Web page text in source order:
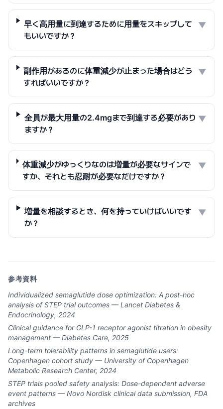
早く高用量に到達するために用量をスキップして
もいいですか？
▼
副作用があるのに体重減少が止まった場合はどう
すればいいですか？
▼
全員が最大用量の2.4mgまで到達する必要があり
ますか？
▼
体重減少がゆっくりなのは増量が必要なサインで
すか、それとも忍耐が必要なだけですか？
▼
増量を相談するとき、何を持っていけばいいです
か？
▼
参考資料
Individualized semaglutide dose optimization: A post-hoc
analysis of STEP trial outcomes — Lancet Diabetes &
Endocrinology, 2024
Clinical guidance for GLP-1 receptor agonist titration in obesity
management — Diabetes Care, 2025
Long-term tolerability patterns in semaglutide users:
Copenhagen cohort study — University of Copenhagen
Metabolic Research Center, 2024
STEP trials pooled safety analysis: Dose-dependent adverse
event patterns — Novo Nordisk clinical data submission, FDA
archives